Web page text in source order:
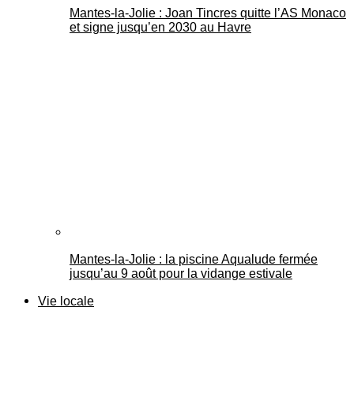
Mantes-la-Jolie : Joan Tincres quitte l’AS Monaco
et signe jusqu’en 2030 au Havre
Mantes-la-Jolie : la piscine Aqualude fermée
jusqu’au 9 août pour la vidange estivale
Vie locale